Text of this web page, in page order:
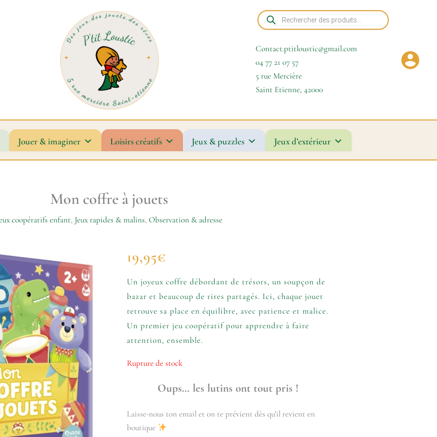
Recherche
de
produits
Contact.ptitloustic@gmail.com
04 77 21 07 57
5 rue Mercière
Saint Etienne, 42000
Jouer & imaginer Loisirs créatifs Jeux & puzzles Jeux d’extérieur
Mon coffre à jouets
coopératifs enfant, Jeux rapides & malins, Observation & adresse
19,95€
Un joyeux coffre débordant de trésors, un soupçon de
bazar et beaucoup de rires partagés. Ici, chaque jouet
retrouve sa place en équilibre, avec patience et malice.
Un premier jeu coopératif pour apprendre à faire
attention, ensemble.
Rupture de stock
Oups… les lutins ont tout pris !
Laisse-nous ton email et on te prévient dès qu’il revient en
boutique